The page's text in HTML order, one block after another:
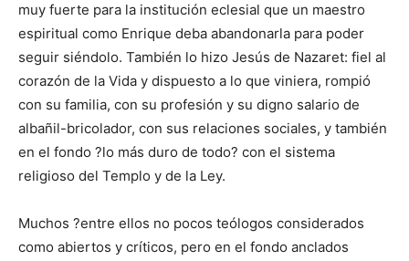
muy fuerte para la institución eclesial que un maestro
espiritual como Enrique deba abandonarla para poder
seguir siéndolo. También lo hizo Jesús de Nazaret: fiel al
corazón de la Vida y dispuesto a lo que viniera, rompió
con su familia, con su profesión y su digno salario de
albañil-bricolador, con sus relaciones sociales, y también
en el fondo ?lo más duro de todo? con el sistema
religioso del Templo y de la Ley.
Muchos ?entre ellos no pocos teólogos considerados
como abiertos y críticos, pero en el fondo anclados